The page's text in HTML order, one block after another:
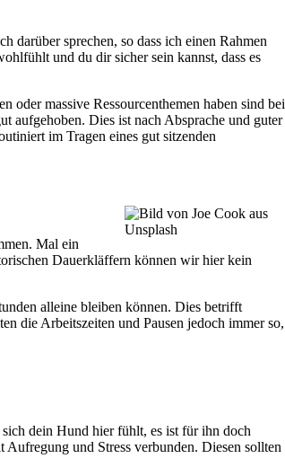
darüber sprechen, so dass ich einen Rahmen
und du dir sicher sein kannst, dass es
oder massive Ressourcenthemen haben sind bei
aufgehoben. Dies ist nach Absprache und guter
im Tragen eines gut sitzenden
Mal ein
Dauerkläffern können wir hier kein
alleine bleiben können. Dies betrifft
die Arbeitszeiten und Pausen jedoch immer so,
dein Hund hier fühlt, es ist für ihn doch
Aufregung und Stress verbunden. Diesen sollten